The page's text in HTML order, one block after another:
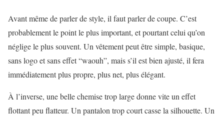
Avant même de parler de style, il faut parler de coupe. C’est
probablement le point le plus important, et pourtant celui qu’on
néglige le plus souvent. Un vêtement peut être simple, basique,
sans logo et sans effet “waouh”, mais s’il est bien ajusté, il fera
immédiatement plus propre, plus net, plus élégant.
À l’inverse, une belle chemise trop large donne vite un effet
flottant peu flatteur. Un pantalon trop court casse la silhouette. Un